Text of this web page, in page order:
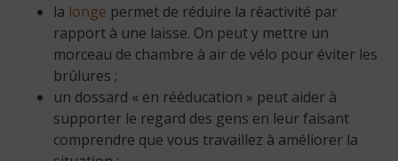
la longe permet de réduire la réactivité par
rapport à une laisse. On peut y mettre un
morceau de chambre à air de vélo pour éviter les
brûlures ;
un dossard « en rééducation » peut aider à
supporter le regard des gens en leur faisant
comprendre que vous travaillez à améliorer la